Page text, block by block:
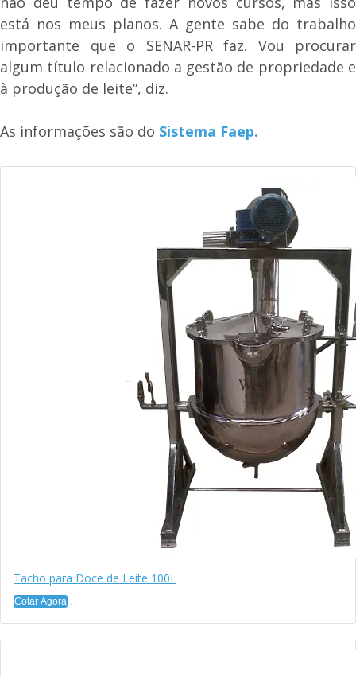
está nos meus planos. A gente sabe do trabalho
importante que o SENAR-PR faz. Vou procurar
algum título relacionado a gestão de propriedade e
à produção de leite”, diz.
As informações são do Sistema Faep.
Tacho para Doce de Leite 100L
Cotar Agora